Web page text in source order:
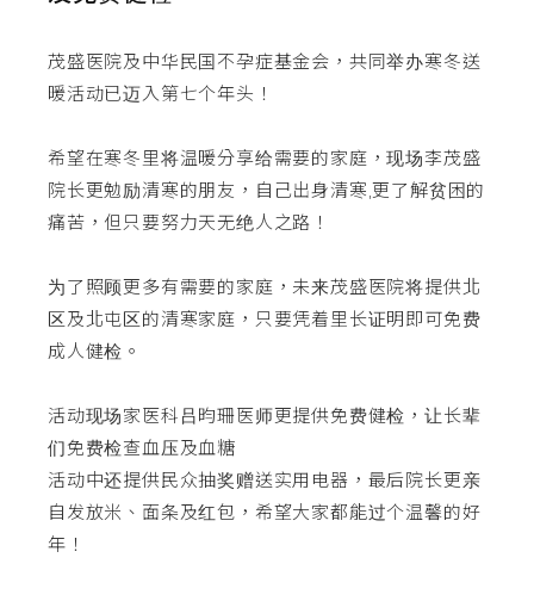
茂盛医院及中华民国不孕症基金会，共同举办寒冬送
暖活动已迈入第七个年头！
希望在寒冬里将温暖分享给需要的家庭，现场李茂盛
院长更勉励清寒的朋友，自己出身清寒,更了解贫困的
痛苦，但只要努力天无绝人之路！
为了照顾更多有需要的家庭，未来茂盛医院将提供北
区及北屯区的清寒家庭，只要凭着里长证明即可免费
成人健检。
活动现场家医科吕昀珊医师更提供免费健检，让长辈
们免费检查血压及血糖
活动中还提供民众抽奖赠送实用电器，最后院长更亲
自发放米、面条及红包，希望大家都能过个温馨的好
年！